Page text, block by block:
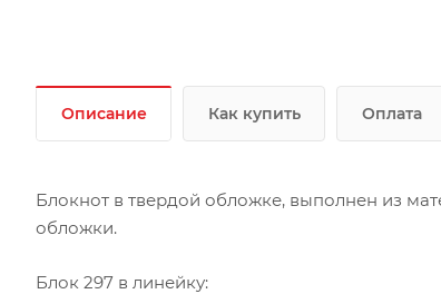
Описание Как купить Оплата
Блокнот в твердой обложке, выполнен из
обложки.
Блок 297 в линейку: